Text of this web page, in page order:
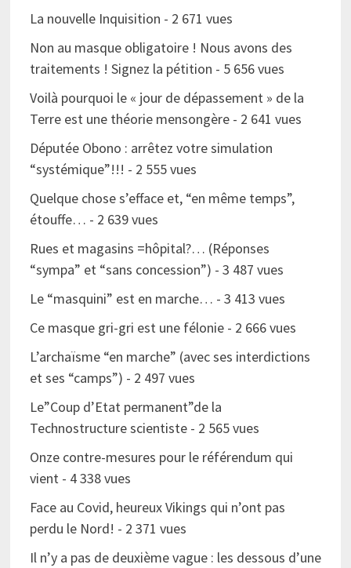
La nouvelle Inquisition - 2 671 vues
Non au masque obligatoire ! Nous avons des
traitements ! Signez la pétition - 5 656 vues
Voilà pourquoi le « jour de dépassement » de la
Terre est une théorie mensongère- 2 641 vues
Députée Obono : arrêtez votre simulation
“systémique”!!! - 2 555 vues
Quelque chose s’efface et, “en même temps”,
étouffe… - 2 639 vues
Rues et magasins =hôpital?… (Réponses
“sympa” et “sans concession”) - 3 487 vues
Le “masquini” est en marche… - 3 413 vues
Ce masque gri-gri est une félonie- 2 666 vues
L’archaïsme “en marche” (avec ses interdictions
et ses “camps”) - 2 497 vues
Le”Coup d’Etat permanent”de la
Technostructure scientiste- 2 565 vues
Onze contre-mesures pour le référendum qui
vient- 4 338 vues
Face au Covid, heureux Vikings qui n’ont pas
perdu le Nord! - 2 371 vues
Il n’y a pas de deuxième vague : les dessous d’une